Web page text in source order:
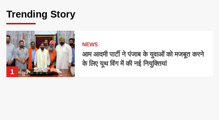
Trending Story
1
NEWS
आम आदमी पार्टी ने पंजाब के युवाओं को मजबूत करने
के लिए यूथ विंग में की नई नियुक्तियां